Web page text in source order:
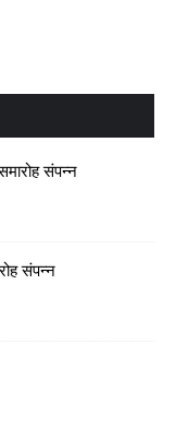
संपन्न
संपन्न